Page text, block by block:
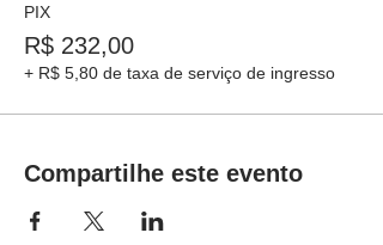
PIX
R$ 232,00
+ R$ 5,80 de taxa de serviço de ingresso
Compartilhe este evento